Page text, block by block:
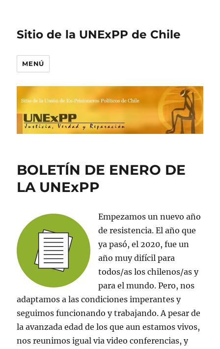
Sitio de la UNExPP de Chile
MENÚ
BOLETÍN DE ENERO DE
LA UNExPP
Empezamos un nuevo año
de resistencia. El año que
ya pasó, el 2020, fue un
año muy difícil para
todos/as los chilenos/as y
para el mundo. Pero, nos
adaptamos a las condiciones imperantes y
seguimos funcionando y trabajando. A pesar de
la avanzada edad de los que aun estamos vivos,
nos reunimos igual via video conferencias, y